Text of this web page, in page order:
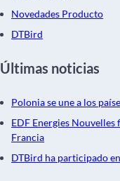
Novedades Producto
DTBird
Últimas noticias
Polonia se une a los
EDF Energies
Francia
DTBird ha participado